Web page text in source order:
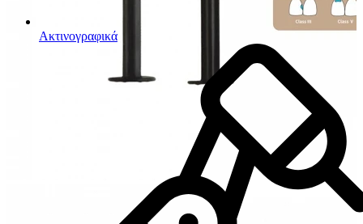
Ακτινογραφικά